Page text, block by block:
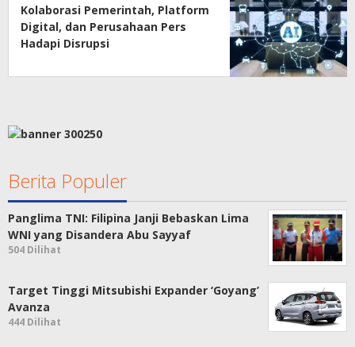
Kolaborasi Pemerintah, Platform
Digital, dan Perusahaan Pers
Hadapi Disrupsi
Berita Populer
Panglima TNI: Filipina Janji Bebaskan Lima
WNI yang Disandera Abu Sayyaf
504 Dilihat
Target Tinggi Mitsubishi Expander ‘Goyang’
Avanza
444 Dilihat